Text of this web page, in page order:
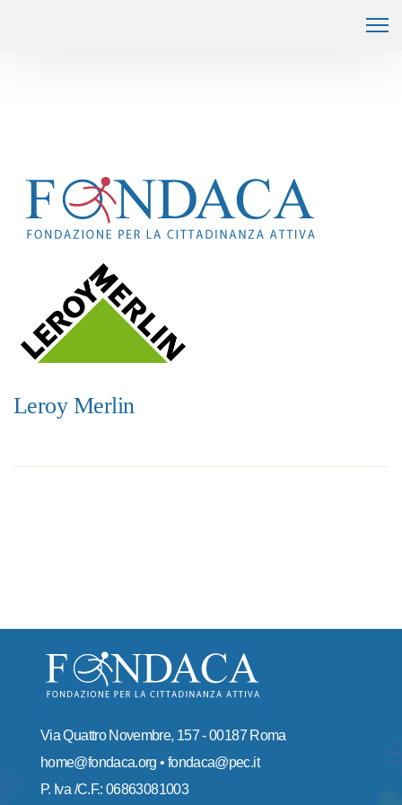
Leroy Merlin
Via Quattro Novembre, 157 - 00187 Roma
home@fondaca.org • fondaca@pec.it
P. Iva /C.F.: 06863081003